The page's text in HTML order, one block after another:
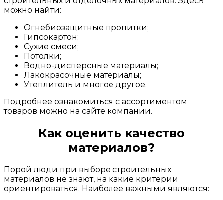
можно найти:
Огнебиозащитные пропитки;
Гипсокартон;
Сухие смеси;
Потолки;
Водно-дисперсные материалы;
Лакокрасочные материалы;
Утеплитель и многое другое.
Подробнее ознакомиться с ассортиментом
товаров можно на сайте компании.
Как оценить качество
материалов?
Порой люди при выборе строительных
материалов не знают, на какие критерии
ориентироваться. Наиболее важными являются: